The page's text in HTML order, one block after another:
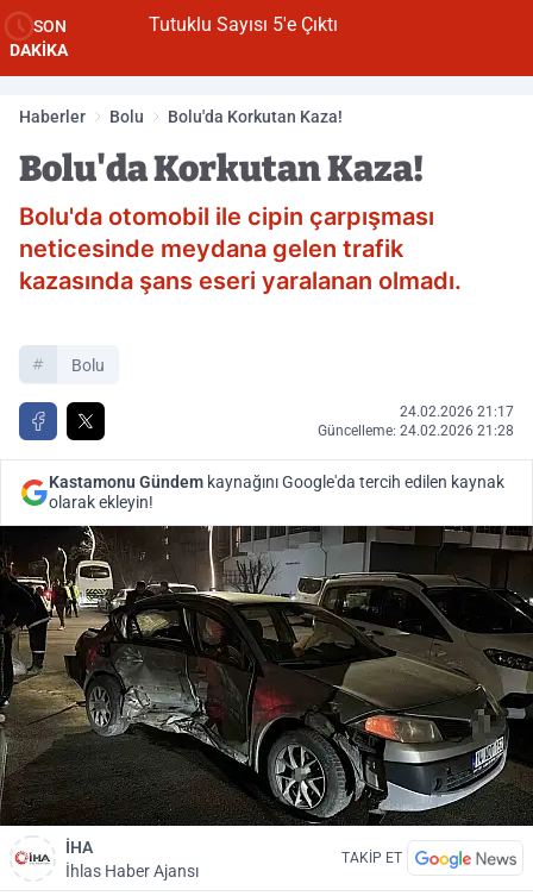
SON
DAKİKA
Tutuklu Sayısı 5'e Çıktı
Haberler Bolu Bolu'da Korkutan Kaza!
Bolu'da Korkutan Kaza!
Bolu'da otomobil ile cipin çarpışması
neticesinde meydana gelen trafik
kazasında şans eseri yaralanan olmadı.
Bolu
24.02.2026 21:17
Güncelleme: 24.02.2026 21:28
Kastamonu Gündem kaynağını Google'da tercih edilen kaynak
olarak ekleyin!
İHA
İhlas Haber Ajansı
TAKİP ET